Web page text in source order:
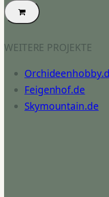
WEITERE PROJEKTE
Feigenhof.de
Skymountain.de